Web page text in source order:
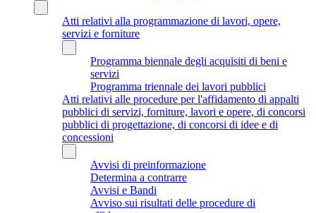
Atti relativi alla programmazione di lavori, opere,
servizi e forniture
Programma biennale degli acquisiti di beni e
servizi
Programma triennale dei lavori pubblici
Atti relativi alle procedure per l'affidamento di appalti
pubblici di servizi, forniture, lavori e opere, di concorsi
pubblici di progettazione, di concorsi di idee e di
concessioni
Avvisi di preinformazione
Determina a contrarre
Avvisi e Bandi
Avviso sui risultati delle procedure di